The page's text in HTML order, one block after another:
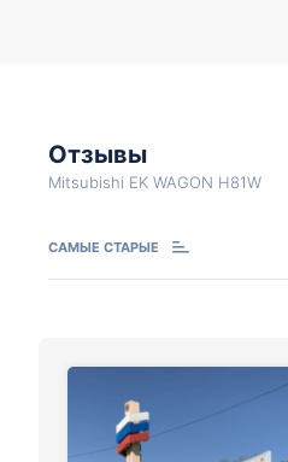
Отзывы
Mitsubishi EK WAGON H81W
САМЫЕ СТАРЫЕ